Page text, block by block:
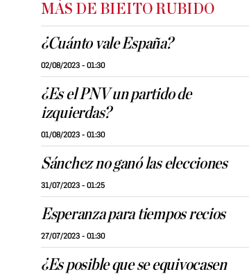
MÁS DE BIEITO RUBIDO
¿Cuánto vale España?
02/08/2023 - 01:30
¿Es el PNV un partido de
izquierdas?
01/08/2023 - 01:30
Sánchez no ganó las elecciones
31/07/2023 - 01:25
Esperanza para tiempos recios
27/07/2023 - 01:30
¿Es posible que se equivocasen